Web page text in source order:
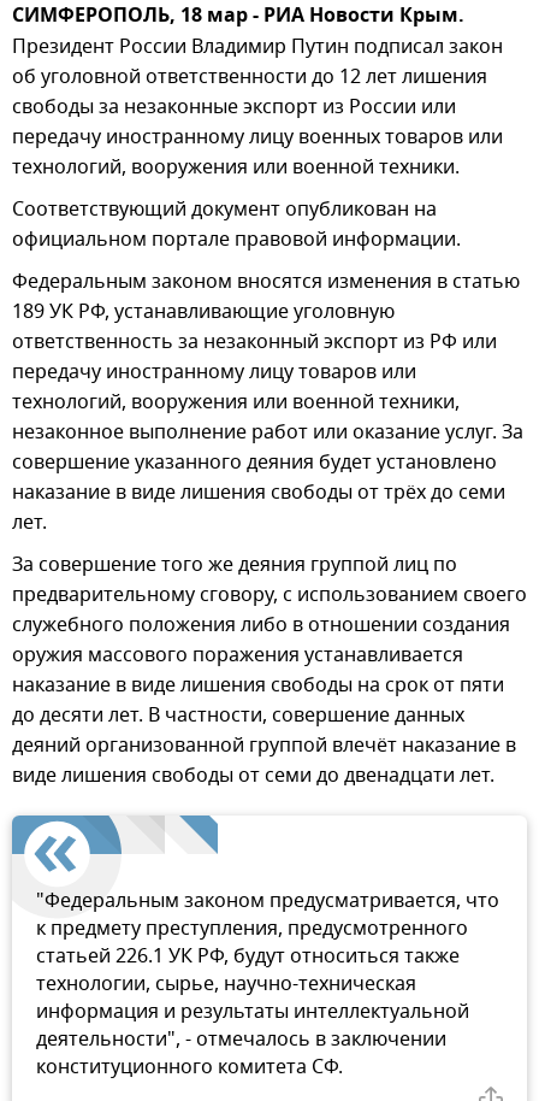
СИМФЕРОПОЛЬ, 18 мар - РИА Новости Крым.
Президент России Владимир Путин подписал закон
об уголовной ответственности до 12 лет лишения
свободы за незаконные экспорт из России или
передачу иностранному лицу военных товаров или
технологий, вооружения или военной техники.
Соответствующий документ опубликован на
официальном портале правовой информации.
Федеральным законом вносятся изменения в статью
189 УК РФ, устанавливающие уголовную
ответственность за незаконный экспорт из РФ или
передачу иностранному лицу товаров или
технологий, вооружения или военной техники,
незаконное выполнение работ или оказание услуг. За
совершение указанного деяния будет установлено
наказание в виде лишения свободы от трёх до семи
лет.
За совершение того же деяния группой лиц по
предварительному сговору, с использованием своего
служебного положения либо в отношении создания
оружия массового поражения устанавливается
наказание в виде лишения свободы на срок от пяти
до десяти лет. В частности, совершение данных
деяний организованной группой влечёт наказание в
виде лишения свободы от семи до двенадцати лет.
"Федеральным законом предусматривается, что
к предмету преступления, предусмотренного
статьей 226.1 УК РФ, будут относиться также
технологии, сырье, научно-техническая
информация и результаты интеллектуальной
деятельности", - отмечалось в заключении
конституционного комитета СФ.